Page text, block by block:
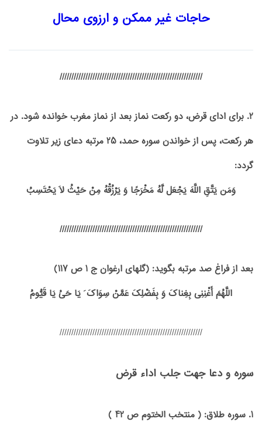
حاجات غیر ممکن و ارزوی محال
/////////////////////////////////////////////////////////////
2. برای ادای قرض، دو رکعت نماز بعد از نماز مغرب خوانده شود. در
هر رکعت، پس از خواندن سوره حمد، 25 مرتبه دعای زیر تلاوت
گردد:
وَمَن یَتَّقِ اللَّهَ یَجْعَل لَّهُ مَخْرَجًا وَ یَرْزُقْهُ مِنْ حَیْثُ لَا یَحْتَسِبُ
/////////////////////////////////////////////////////////////
بعد از فراغ صد مرتبه بگوید: (گلهای ارغوان ج 1 ص 117)
اللَّهُمَ‏ أَغْنِنِی‏ بِغِناکَ وَ بِفَضْلِکَ عَمَّنْ سِوَاکَ َ یَا حَیُ‏ یَا قَیُّومُ
/////////////////////////////////////////////////////////////
سوره و دعا جهت جلب اداء قرض
1. سوره طلاق: ( منتخب الختوم ص 42 )